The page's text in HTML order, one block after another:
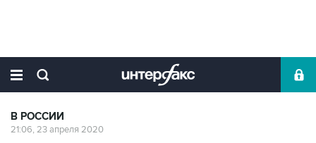
В РОССИИ
21:06, 23 апреля 2020